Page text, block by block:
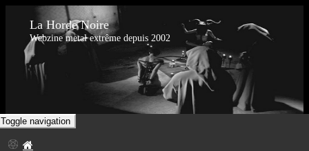
La Horde Noire
Webzine metal extrême depuis 2002
Toggle navigation